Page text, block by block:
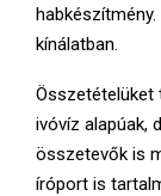
kínálatban.
Összetételüket
ivóvíz alapúak,
összetevők is
íróport is